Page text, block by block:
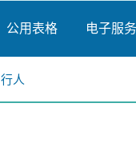
公用表格 电子服务
行人